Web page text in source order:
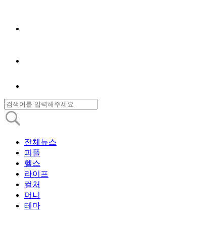
전체뉴스
피플
헬스
라이프
컬처
머니
테마